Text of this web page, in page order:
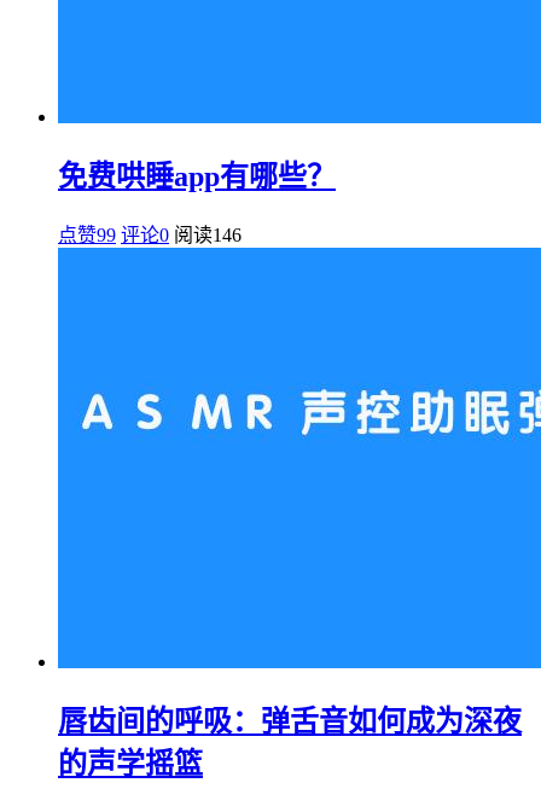
免费哄睡app有哪些？
点赞99 评论0 阅读146
唇齿间的呼吸：弹舌音如何成为深夜
的声学摇篮